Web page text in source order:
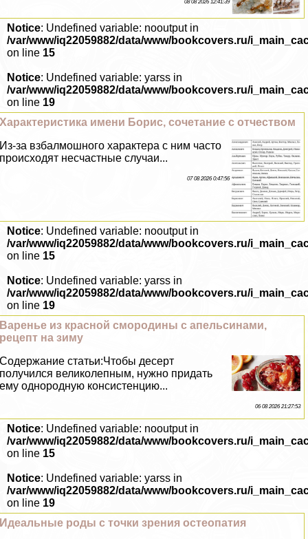
08 08 2026 12:41:39
Notice: Undefined variable: nooutput in
/var/www/iq22059882/data/www/bookcovers.ru/
on line 15
Notice: Undefined variable: yarss in
/var/www/iq22059882/data/www/bookcovers.ru/
on line 19
Хаpaктеристика имени Борис, сочетание с отчеством
Из-за взбалмошного хаpaктера с ним часто
происходят несчастные случаи...
07 08 2026 0:47:56
Notice: Undefined variable: nooutput in
/var/www/iq22059882/data/www/bookcovers.ru/
on line 15
Notice: Undefined variable: yarss in
/var/www/iq22059882/data/www/bookcovers.ru/
on line 19
Варенье из красной смородины с апельсинами,
рецепт на зиму
Содержание статьи:Чтобы десерт
получился великолепным, нужно придать
ему однородную консистенцию...
06 08 2026 21:27:53
Notice: Undefined variable: nooutput in
/var/www/iq22059882/data/www/bookcovers.ru/
on line 15
Notice: Undefined variable: yarss in
/var/www/iq22059882/data/www/bookcovers.ru/
on line 19
Идеальные роды с точки зрения остеопатия